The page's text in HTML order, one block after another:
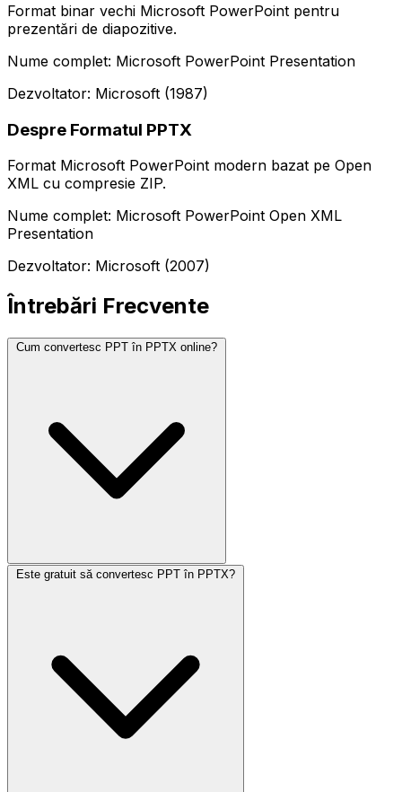
Format binar vechi Microsoft PowerPoint pentru
prezentări de diapozitive.
Nume complet: Microsoft PowerPoint Presentation
Dezvoltator: Microsoft (1987)
Despre Formatul PPTX
Format Microsoft PowerPoint modern bazat pe Open
XML cu compresie ZIP.
Nume complet: Microsoft PowerPoint Open XML
Presentation
Dezvoltator: Microsoft (2007)
Întrebări Frecvente
Cum convertesc PPT în PPTX online?
Este gratuit să convertesc PPT în PPTX?